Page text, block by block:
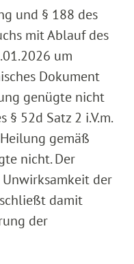
und § 188 des
mit Ablauf des
um
Dokument
genügte nicht
§ 52d Satz 2 i.V.m.
Heilung gemäß
nicht. Der
der
damit
der